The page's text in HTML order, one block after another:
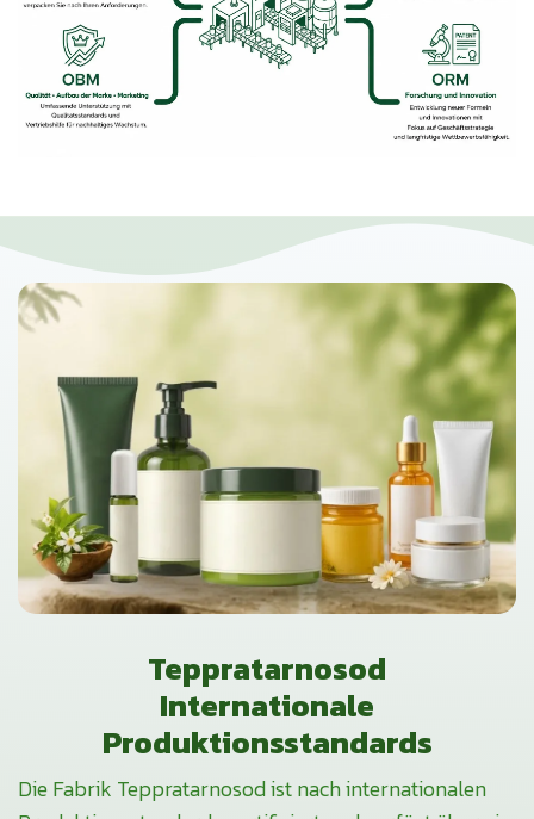
Teppratarnosod
Internationale
Produktionsstandards
Die Fabrik Teppratarnosod ist nach internationalen